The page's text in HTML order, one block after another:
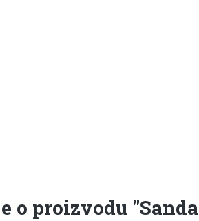
o proizvodu